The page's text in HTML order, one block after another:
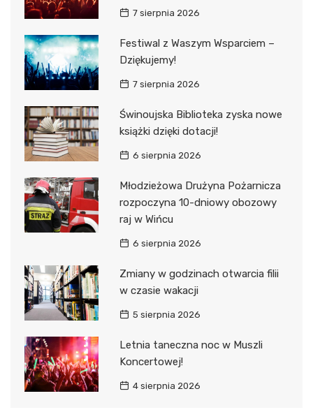
7 sierpnia 2026
Festiwal z Waszym Wsparciem –
Dziękujemy!
7 sierpnia 2026
Świnoujska Biblioteka zyska nowe
książki dzięki dotacji!
6 sierpnia 2026
Młodzieżowa Drużyna Pożarnicza
rozpoczyna 10-dniowy obozowy
raj w Wińcu
6 sierpnia 2026
Zmiany w godzinach otwarcia filii
w czasie wakacji
5 sierpnia 2026
Letnia taneczna noc w Muszli
Koncertowej!
4 sierpnia 2026